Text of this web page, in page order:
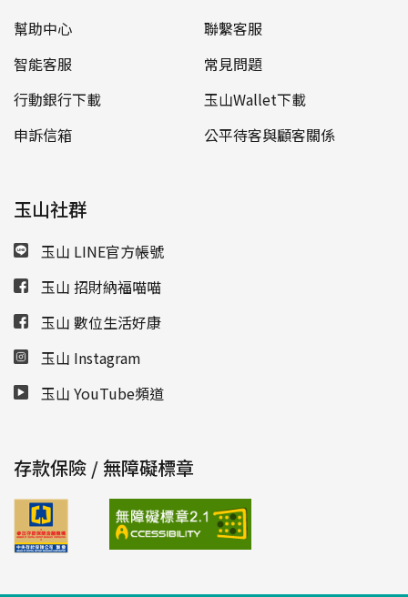
幫助中心
聯繫客服
智能客服
常見問題
行動銀行下載
玉山Wallet下載
申訴信箱
公平待客與顧客關係
玉山社群
玉山 LINE官方帳號
玉山 招財納福喵喵
玉山 數位生活好康
玉山 Instagram
玉山 YouTube頻道
存款保險 / 無障礙標章